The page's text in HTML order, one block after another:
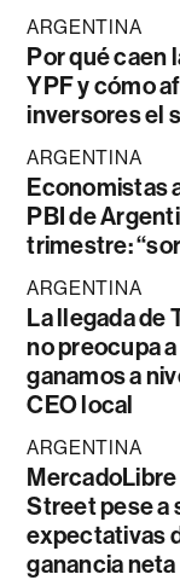
ARGENTINA
Por qué caen
YPF y cómo
inversores el
ARGENTINA
Economistas
PBI de
trimestre:
ARGENTINA
La llegada de
no preocupa a
ganamos a
CEO local
ARGENTINA
MercadoLibre
Street pese a
expectativas
ganancia neta